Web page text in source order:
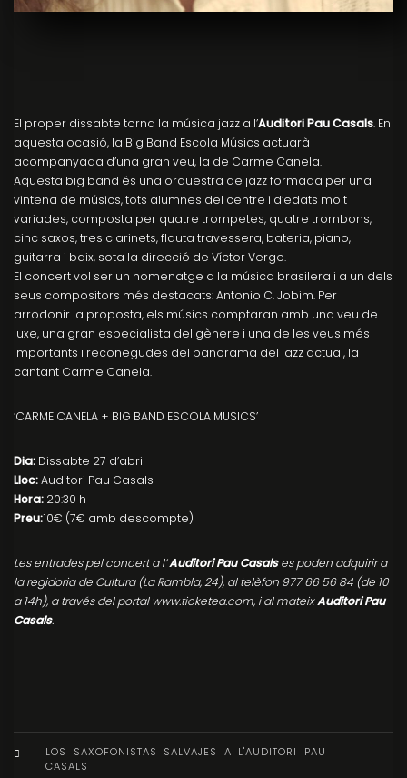
El proper dissabte torna la música jazz a l’Auditori Pau Casals. En
aquesta ocasió, la Big Band Escola Músics actuarà
acompanyada d’una gran veu, la de Carme Canela.
Aquesta big band és una orquestra de jazz formada per una
vintena de músics, tots alumnes del centre i d’edats molt
variades, composta per quatre trompetes, quatre trombons,
cinc saxos, tres clarinets, flauta travessera, bateria, piano,
guitarra i baix, sota la direcció de Víctor Verge.
El concert vol ser un homenatge a la música brasilera i a un dels
seus compositors més destacats: Antonio C. Jobim. Per
arrodonir la proposta, els músics comptaran amb una veu de
luxe, una gran especialista del gènere i una de les veus més
importants i reconegudes del panorama del jazz actual, la
cantant Carme Canela.
‘CARME CANELA + BIG BAND ESCOLA MUSICS’
Dia: Dissabte 27 d’abril
Lloc:Auditori Pau Casals
Hora: 20:30 h
Preu:10€ (7€ amb descompte)
Les entrades pel concert a l’Auditori Pau Casalses poden adquirir a
la regidoria de Cultura (La Rambla, 24), al telèfon 977 66 56 84 (de 10
a 14h), a través del portal www.ticketea.com, i al mateixAuditori Pau
Casals.
LOS SAXOFONISTAS SALVAJES A L'AUDITORI PAU
CASALS